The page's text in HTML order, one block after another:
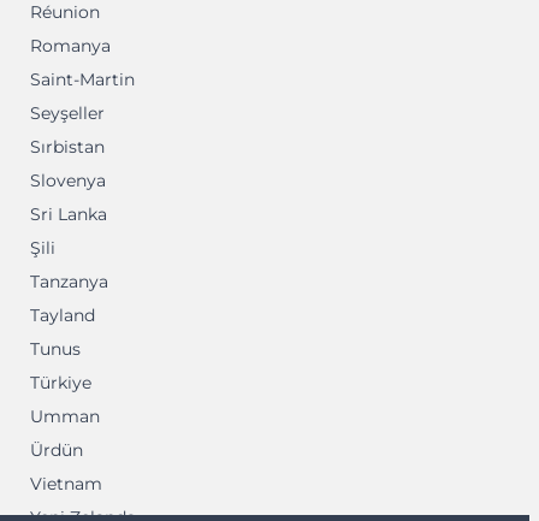
Réunion
Romanya
Saint-Martin
Seyşeller
Sırbistan
Slovenya
Sri Lanka
Şili
Tanzanya
Tayland
Tunus
Türkiye
Umman
Ürdün
Vietnam